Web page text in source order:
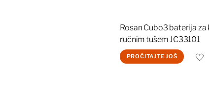
Rosan Cubo3 baterija za
ručnim tušem JC33101
PROČITAJTE JOŠ